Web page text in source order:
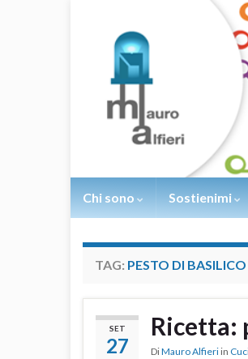
Chi sono Sostienimi
TAG: PESTO DI BASILICO
SET
27
Ricetta:
DiMauro Alfieri in